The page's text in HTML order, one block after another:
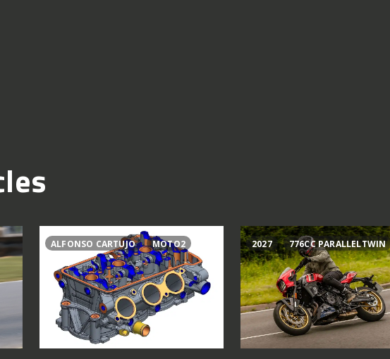
ALFONSO CARTUJO MOTO2 2027 776CC PARALLELTWIN